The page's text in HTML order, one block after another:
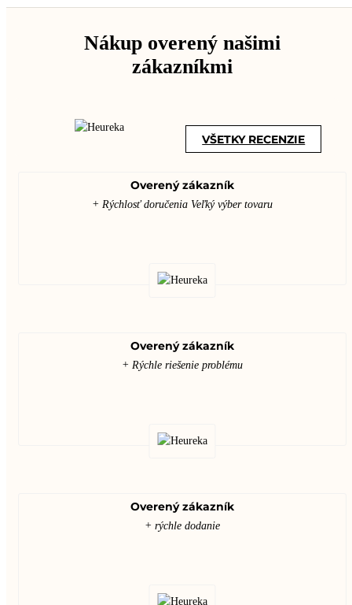
Nákup overený našimi
zákazníkmi
VŠETKY RECENZIE
Overený zákazník
+ Rýchlosť doručenia Veľký výber tovaru
Overený zákazník
+ Rýchle riešenie problému
Overený zákazník
+ rýchle dodanie